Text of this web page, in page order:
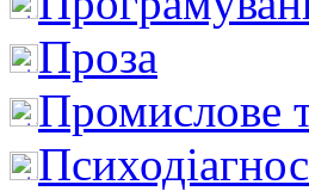
Проза
Промислове